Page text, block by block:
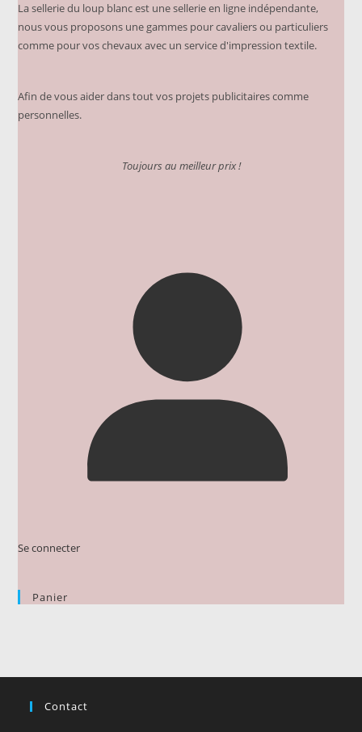
La sellerie du loup blanc est une sellerie en ligne indépendante,
nous vous proposons une gammes pour cavaliers ou particuliers
comme pour vos chevaux avec un service d'impression textile.
Afin de vous aider dans tout vos projets publicitaires comme
personnelles.
Toujours au meilleur prix !
Se connecter
Panier
Contact